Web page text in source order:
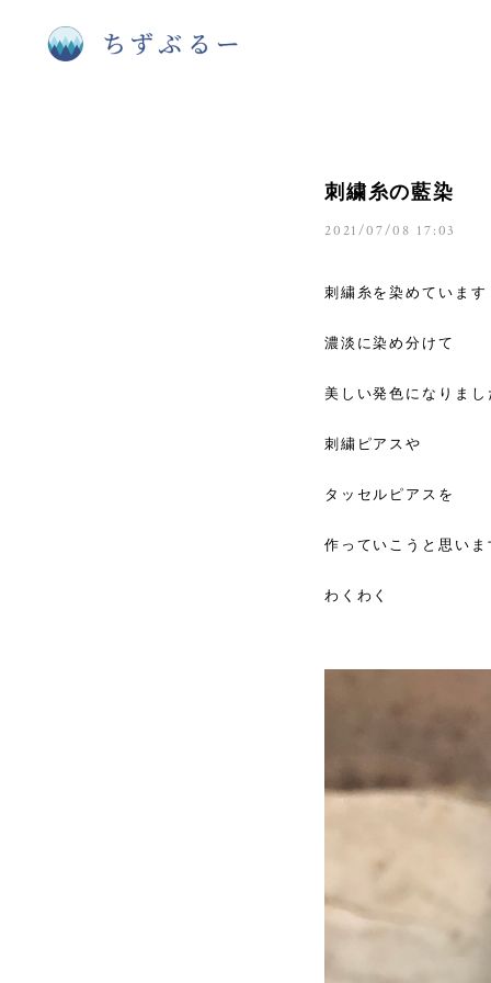
刺繍糸の藍染
2021/07/08 17:03
刺繍糸を染めています
濃淡に染め分けて
美しい発色になりまし
刺繍ピアスや
タッセルピアスを
作っていこうと思いま
わくわく